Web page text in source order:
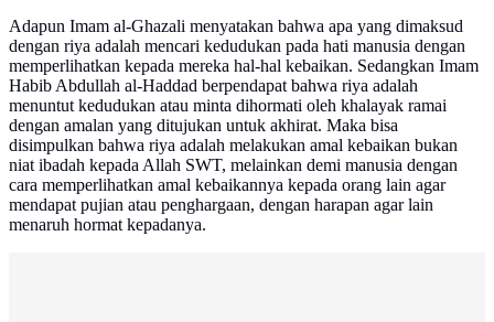
Adapun Imam al-Ghazali menyatakan bahwa apa yang dimaksud
dengan riya adalah mencari kedudukan pada hati manusia dengan
memperlihatkan kepada mereka hal-hal kebaikan. Sedangkan Imam
Habib Abdullah al-Haddad berpendapat bahwa riya adalah
menuntut kedudukan atau minta dihormati oleh khalayak ramai
dengan amalan yang ditujukan untuk akhirat. Maka bisa
disimpulkan bahwa riya adalah melakukan amal kebaikan bukan
niat ibadah kepada Allah SWT, melainkan demi manusia dengan
cara memperlihatkan amal kebaikannya kepada orang lain agar
mendapat pujian atau penghargaan, dengan harapan agar lain
menaruh hormat kepadanya.